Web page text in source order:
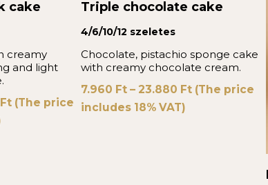
cake
creamy
and light
Ft(The price
Triple chocolate cake
4/6/10/12 szeletes
Chocolate, pistachio sponge cake
with creamy chocolate cream.
7.960 Ft – 23.880 Ft (The price
includes 18% VAT)